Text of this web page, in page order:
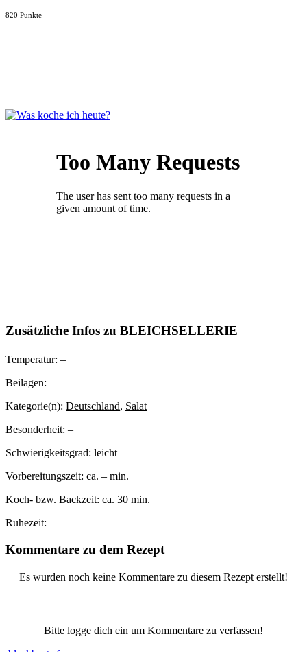
820 Punkte
Zusätzliche Infos zu BLEICHSELLERIE
Temperatur: –
Beilagen: –
Kategorie(n): Deutschland, Salat
Besonderheit: –
Schwierigkeitsgrad: leicht
Vorbereitungszeit: ca. – min.
Koch- bzw. Backzeit: ca. 30 min.
Ruhezeit: –
Kommentare zu dem Rezept
Es wurden noch keine Kommentare zu diesem Rezept erstellt!
Bitte logge dich ein um Kommentare zu verfassen!